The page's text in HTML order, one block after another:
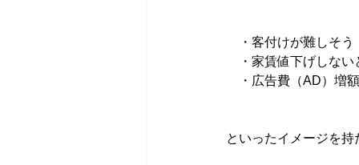
・客付けが難しそう
・家賃値下げしない
・広告費（AD）増
といったイメージを